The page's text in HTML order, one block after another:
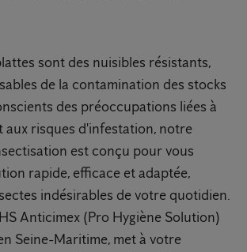
sont des nuisibles résistants,
de la contamination des stocks
des préoccupations liées à
aux risques d'infestation, notre
est conçu pour vous
rapide, efficace et adaptée,
indésirables de votre quotidien.
Anticimex (Pro Hygiène Solution)
Seine-Maritime, met à votre